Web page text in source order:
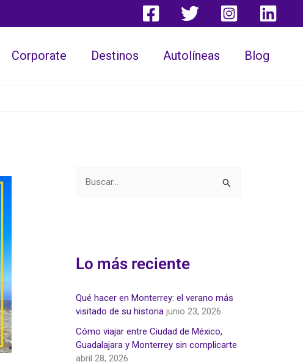
Corporate Destinos Autolíneas Blog
a
:
Lo más reciente
Qué hacer en Monterrey: el verano más
visitado de su historia junio 23, 2026
Cómo viajar entre Ciudad de México,
Guadalajara y Monterrey sin complicarte
abril 28, 2026